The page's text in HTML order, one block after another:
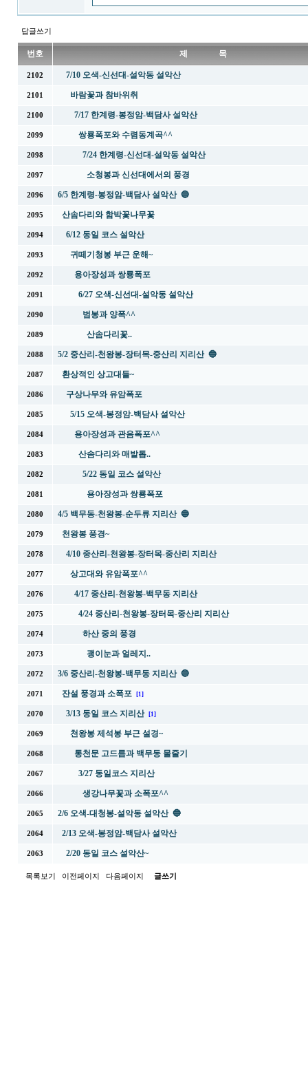
답글쓰기
번호 제 목
2102 7/10 오색-신선대-설악동 설악산
2101 바람꽃과 참바위취
2100 7/17 한계령-봉정암-백담사 설악산
2099 쌍룡폭포와 수렴동계곡^^
2098 7/24 한계령-신선대-설악동 설악산
2097 소청봉과 신선대에서의 풍경
2096 6/5 한계령-봉정암-백담사 설악산 🔵
2095 산솜다리와 함박꽃나무꽃
2094 6/12 동일 코스 설악산
2093 귀떼기청봉 부근 운해~
2092 용아장성과 쌍룡폭포
2091 6/27 오색-신선대-설악동 설악산
2090 범봉과 양폭^^
2089 산솜다리꽃..
2088 5/2 중산리-천왕봉-장터목-중산리 지리산 🔵
2087 환상적인 상고대들~
2086 구상나무와 유암폭포
2085 5/15 오색-봉정암-백담사 설악산
2084 용아장성과 관음폭포^^
2083 산솜다리와 매발톱..
2082 5/22 동일 코스 설악산
2081 용아장성과 쌍룡폭포
2080 4/5 백무동-천왕봉-순두류 지리산 🔵
2079 천왕봉 풍경~
2078 4/10 중산리-천왕봉-장터목-중산리 지리산
2077 상고대와 유암폭포^^
2076 4/17 중산리-천왕봉-백무동 지리산
2075 4/24 중산리-천왕봉-장터목-중산리 지리산
2074 하산 중의 풍경
2073 괭이눈과 얼레지..
2072 3/6 중산리-천왕봉-백무동 지리산 🔵
2071 잔설 풍경과 소폭포 [1]
2070 3/13 동일 코스 지리산 [1]
2069 천왕봉 제석봉 부근 설경~
2068 통천문 고드름과 백무동 물줄기
2067 3/27 동일코스 지리산
2066 생강나무꽃과 소폭포^^
2065 2/6 오색-대청봉-설악동 설악산 🔵
2064 2/13 오색-봉정암-백담사 설악산
2063 2/20 동일 코스 설악산~
목록보기 이전페이지 다음페이지 글쓰기